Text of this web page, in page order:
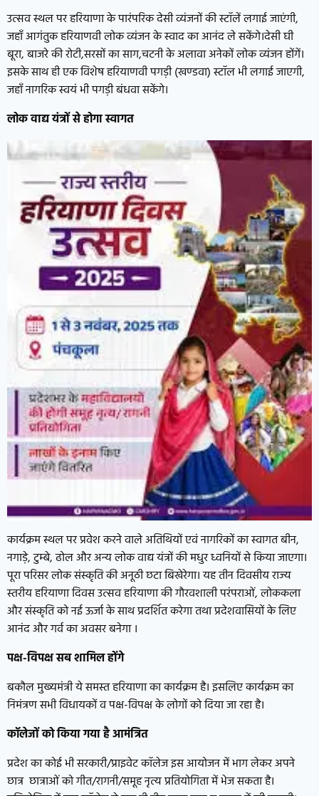
उत्सव स्थल पर हरियाणा के पारंपरिक देसी व्यंजनों की स्टॉलें लगाई जाएंगी,
जहाँ आगंतुक हरियाणवी लोक व्यंजन के स्वाद का आनंद ले सकेंगे।देसी घी
बूरा, बाजरे की रोटी,सरसों का साग,चटनी के अलावा अनेकों लोक व्यंजन होंगें।
इसके साथ ही एक विशेष हरियाणवी पगड़ी (खण्डवा) स्टॉल भी लगाई जाएगी,
जहाँ नागरिक स्वयं भी पगड़ी बंधवा सकेंगे।
लोक वाद्य यंत्रों से होगा स्वागत
कार्यक्रम स्थल पर प्रवेश करने वाले अतिथियों एवं नागरिकों का स्वागत बीन,
नगाड़े, टुम्बे, ढोल और अन्य लोक वाद्य यंत्रों की मधुर ध्वनियों से किया जाएगा।
पूरा परिसर लोक संस्कृति की अनूठी छटा बिखेरेगा। यह तीन दिवसीय राज्य
स्तरीय हरियाणा दिवस उत्सव हरियाणा की गौरवशाली परंपराओं, लोककला
और संस्कृति को नई ऊर्जा के साथ प्रदर्शित करेगा तथा प्रदेशवासियों के लिए
आनंद और गर्व का अवसर बनेगा ।
पक्ष-विपक्ष सब शामिल होंगे
बकौल मुख्यमंत्री ये समस्त हरियाणा का कार्यक्रम है। इसलिए कार्यक्रम का
निमंत्रण सभी विधायकों व पक्ष-विपक्ष के लोगों को दिया जा रहा है।
कॉलेजों को किया गया है आमंत्रित
प्रदेश का कोई भी सरकारी/प्राइवेट कॉलेज इस आयोजन में भाग लेकर अपने
छात्र छात्राओं को गीत/रागनी/समूह नृत्य प्रतियोगिता में भेज सकता है।